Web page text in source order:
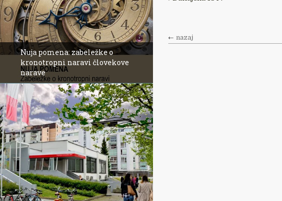
Nuja pomena: zabeležke o
kronotropni naravi človekove
narave
nazaj